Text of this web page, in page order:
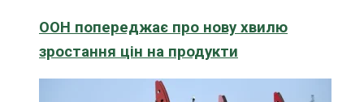
ООН попереджає про нову хвилю
зростання цін на продукти